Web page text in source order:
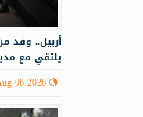
أربيل.. وفد
يلتقي مع
06 2026